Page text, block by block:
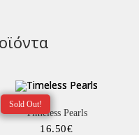
Sold Out!
Timeless Pearls
16.50€